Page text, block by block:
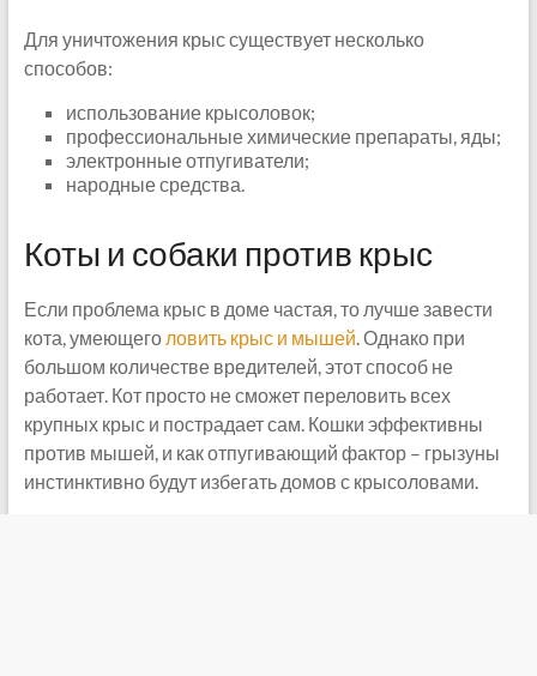
Для уничтожения крыс существует несколько
способов:
использование крысоловок;
профессиональные химические препараты, яды;
электронные отпугиватели;
народные средства.
Коты и собаки против крыс
Если проблема крыс в доме частая, то лучше завести
кота, умеющего ловить крыс и мышей. Однако при
большом количестве вредителей, этот способ не
работает. Кот просто не сможет переловить всех
крупных крыс и пострадает сам. Кошки эффективны
против мышей, и как отпугивающий фактор – грызуны
инстинктивно будут избегать домов с крысоловами.